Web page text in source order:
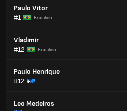
Paulo Vitor
#1
Brasilien
Vladimir
#12
Brasilien
Paulo Henrique
#12
Leo Medeiros